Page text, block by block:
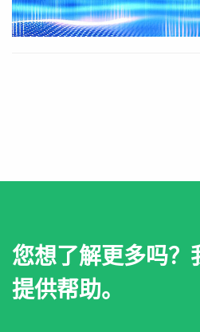
您想了解更多吗？
提供帮助。